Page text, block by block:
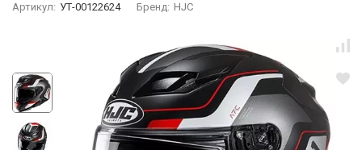
Артикул: УТ-00122624 Бренд: HJC